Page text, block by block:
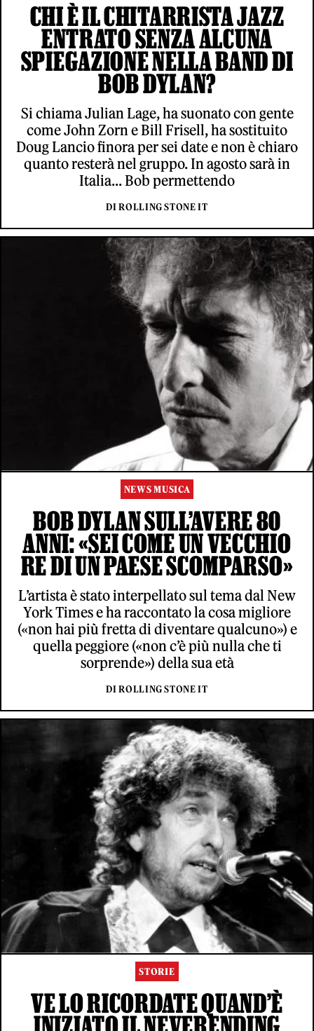
CHI È IL CHITARRISTA JAZZ
ENTRATO SENZA ALCUNA
SPIEGAZIONE NELLA BAND DI
BOB DYLAN?
Si chiama Julian Lage, ha suonato con gente
come John Zorn e Bill Frisell, ha sostituito
Doug Lancio finora per sei date e non è chiaro
quanto resterà nel gruppo. In agosto sarà in
Italia... Bob permettendo
DI ROLLING STONE IT
NEWS MUSICA
BOB DYLAN SULL’AVERE 80
ANNI: «SEI COME UN VECCHIO
RE DI UN PAESE SCOMPARSO»
L’artista è stato interpellato sul tema dal New
York Times e ha raccontato la cosa migliore
(«non hai più fretta di diventare qualcuno») e
quella peggiore («non c’è più nulla che ti
sorprende») della sua età
DI ROLLING STONE IT
STORIE
VE LO RICORDATE QUAND’È
INIZIATO IL NEVERENDING